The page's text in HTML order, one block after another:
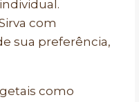
com
sua preferência,
como